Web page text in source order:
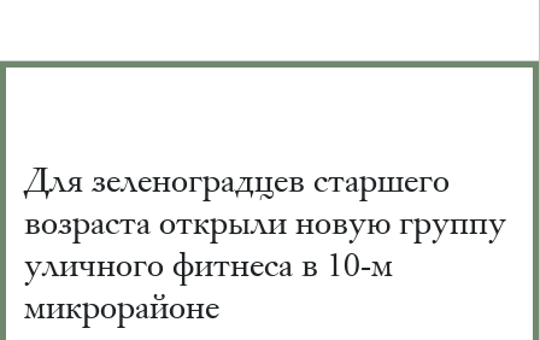
Для зеленоградцев старшего
возраста открыли новую группу
уличного фитнеса в 10-м
микрорайоне